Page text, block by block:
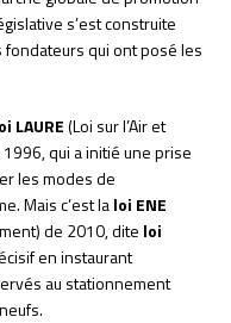
s’est construite
qui ont posé les
LAURE(Loi sur l’Air et
qui a initié une prise
les modes de
Mais c’est laloi ENE
de 2010, dite loi
en instaurant
au stationnement